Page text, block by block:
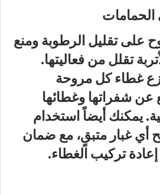
على تقليل الرطوبة ومنع
تقلل من فعاليتها.
غطاء كل مروحة
عن شفراتها وغطائها
يمكنك أيضاً استخدام
أي غبار متبقٍ، مع ضمان
تركيب الغطاء.